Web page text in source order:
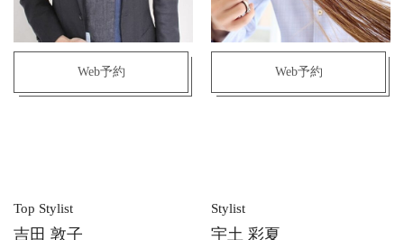
Web予約 Web予約
Top Stylist
吉田 敦子
Stylist
宇土 彩夏